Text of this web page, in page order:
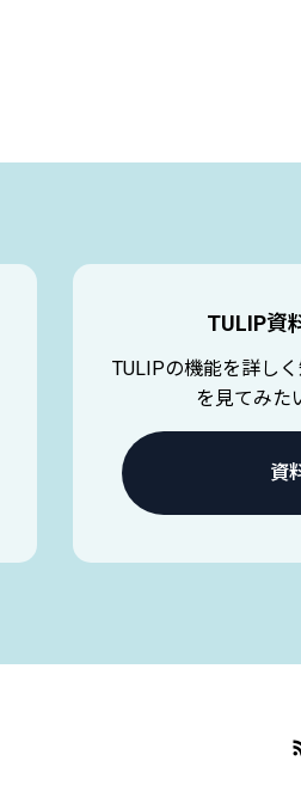
TULIP資
TULIPの機能を詳し
を見てみた
資